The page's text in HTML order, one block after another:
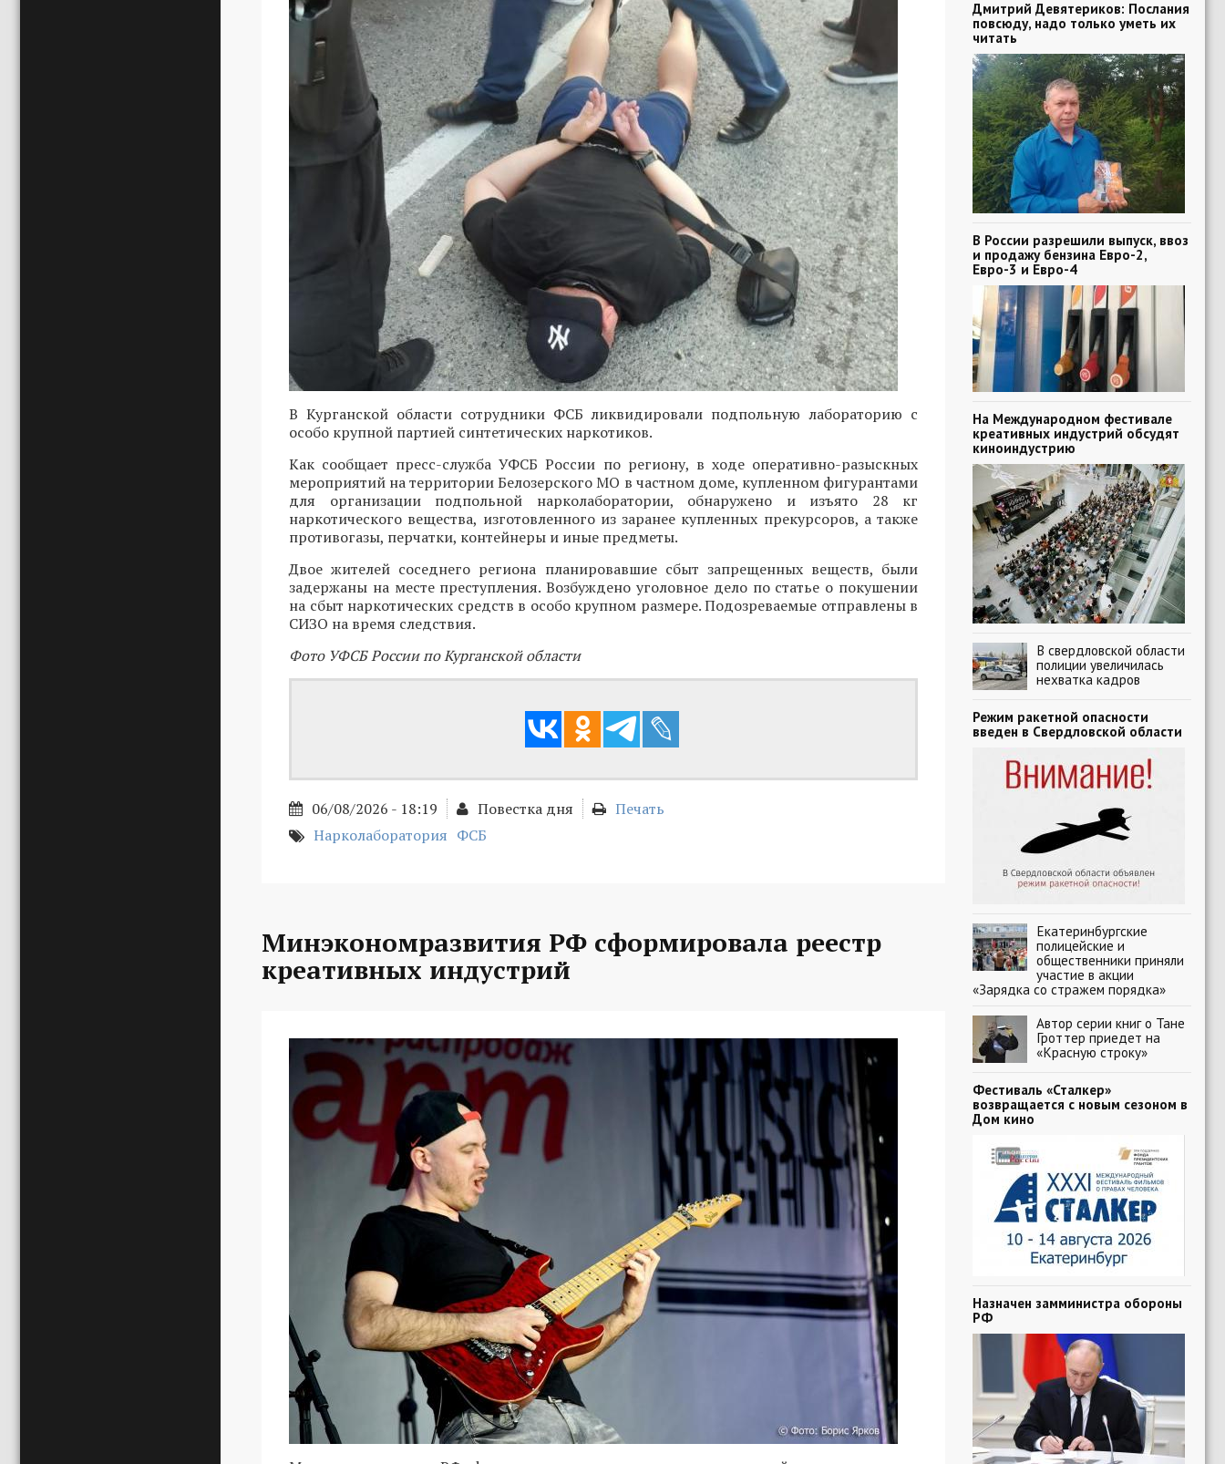
В Курганской области сотрудники ФСБ ликвидировали подпольную лабораторию с
особо крупной партией синтетических наркотиков.
Как сообщает пресс-служба УФСБ России по региону, в ходе оперативно-разыскных
мероприятий на территории Белозерского МО в частном доме, купленном фигурантами
для организации подпольной нарколаборатории, обнаружено и изъято 28 кг
наркотического вещества, изготовленного из заранее купленных прекурсоров, а также
противогазы, перчатки, контейнеры и иные предметы.
Двое жителей соседнего региона планировавшие сбыт запрещенных веществ, были
задержаны на месте преступления. Возбуждено уголовное дело по статье о покушении
на сбыт наркотических средств в особо крупном размере. Подозреваемые отправлены в
СИЗО на время следствия.
Фото УФСБ России по Курганской области
06/08/2026 - 18:19 Повестка дня
Печать
Нарколаборатория ФСБ
Минэкономразвития РФ сформировала реестр
креативных индустрий
Дмитрий Девятериков: Послания
повсюду, надо только уметь их
читать
В России разрешили выпуск, ввоз
и продажу бензина Евро-2,
Евро-3 и Евро-4
На Международном фестивале
креативных индустрий обсудят
киноиндустрию
В свердловской области
полиции увеличилась
нехватка кадров
Режим ракетной опасности
введен в Свердловской области
Екатеринбургские
полицейские и
общественники приняли
участие в акции
«Зарядка со стражем порядка»
Автор серии книг о Тане
Гроттер приедет на
«Красную строку»
Фестиваль «Сталкер»
возвращается с новым сезоном в
Дом кино
Назначен замминистра обороны
РФ